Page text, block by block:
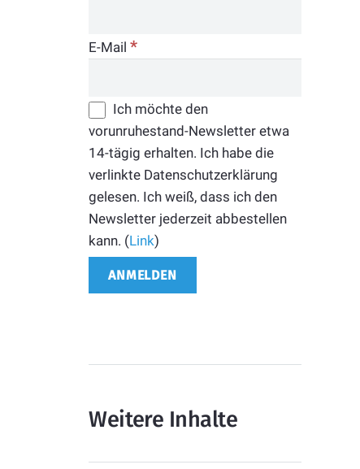
E-Mail*
Ich möchte den
vorunruhestand-Newsletter etwa
14-tägig erhalten. Ich habe die
verlinkte Datenschutzerklärung
gelesen. Ich weiß, dass ich den
Newsletter jederzeit abbestellen
kann. (Link)
Weitere Inhalte